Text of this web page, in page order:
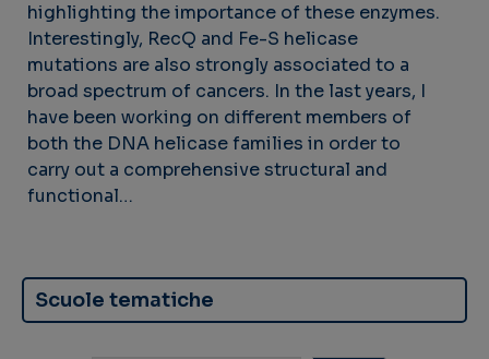
highlighting the importance of these enzymes.
Interestingly, RecQ and Fe-S helicase
mutations are also strongly associated to a
broad spectrum of cancers. In the last years, I
have been working on different members of
both the DNA helicase families in order to
carry out a comprehensive structural and
functional…
Scuole tematiche